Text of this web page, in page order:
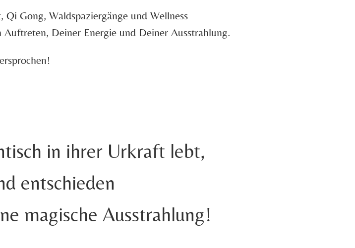
Gong, Waldspaziergänge und Wellness
Deiner Energie und Deiner Ausstrahlung.
in ihrer Urkraft lebt,
entschieden
magische Ausstrahlung!